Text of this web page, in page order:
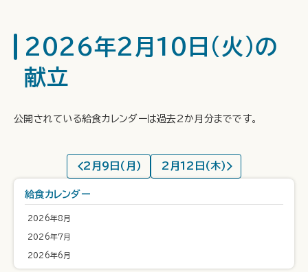
2026年2月10日(火)の
献立
公開されている給食カレンダーは過去2か月分までです。
2月9日(月) 2月12日(木)
給食カレンダー
2026年8月
2026年7月
2026年6月